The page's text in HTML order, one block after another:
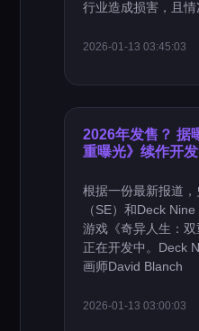
行业造成损害，且情
2026-01-13 03:45:03
2026年发售？ 据
重曝光》续作开
根据一份最新报道
（SE）和Deck
游戏《奇异人生：
正在开发中。Deck
画师David Blanch
2026-01-13 03:00:03